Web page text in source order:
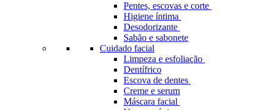
Pentes, escovas e corte
Higiene íntima
Desodorizante
Sabão e sabonete
Cuidado facial
Limpeza e esfoliação
Dentífrico
Escova de dentes
Creme e serum
Máscara facial